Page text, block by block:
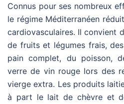
Connus pour ses nombreux
le régime Méditerranéen
cardiovasculaires. Il convient
de fruits et légumes frais,
pain complet, du poisson,
verre de vin rouge lors des
vierge extra. Les produits
à part le lait de chèvre et